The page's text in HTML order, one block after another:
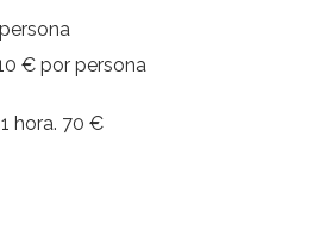
€ por persona
hora. 70 €